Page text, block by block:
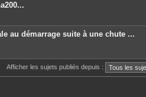
au démarrage suite à une chute ...
Afficher les sujets publiés depuis :